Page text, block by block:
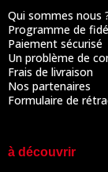
Qui sommes nous
Programme de
Paiement sécurisé
Un problème de
Frais de livraison
Nos partenaires
Formulaire de
à découvrir